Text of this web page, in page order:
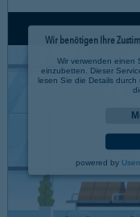
Wir benötigen Ihre
Wir verwenden einen
einzubetten. Dieser
lesen Sie die Details
powered by